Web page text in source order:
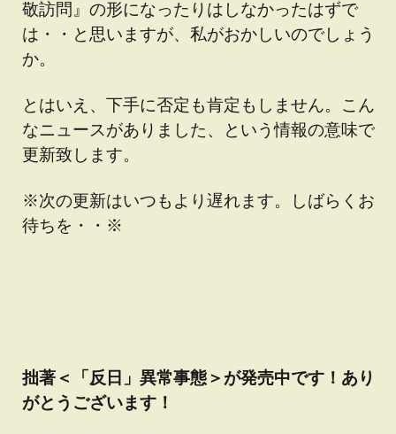
敬訪問』の形になったりはしなかったはずで
は・・と思いますが、私がおかしいのでしょう
か。
とはいえ、下手に否定も肯定もしません。こん
なニュースがありました、という情報の意味で
更新致します。
※次の更新はいつもより遅れます。しばらくお
待ちを・・※
拙著＜「反日」異常事態＞が発売中です！あり
がとうございます！